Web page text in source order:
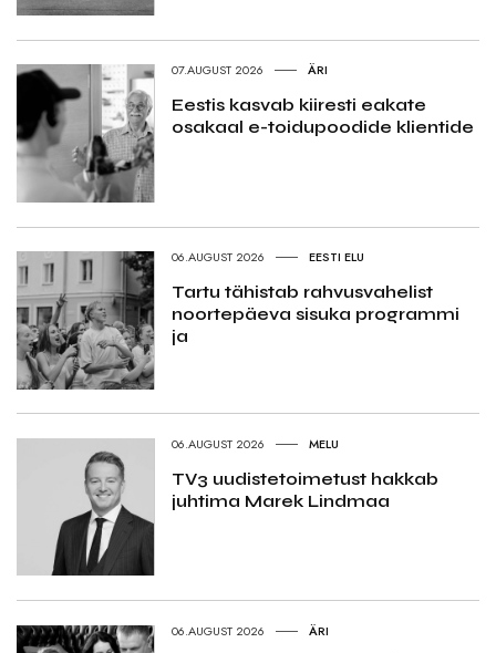
07.AUGUST 2026 ÄRI
Eestis kasvab kiiresti eakate
osakaal e-toidupoodide klientide
06.AUGUST 2026 EESTI ELU
Tartu tähistab rahvusvahelist
noortepäeva sisuka programmi
ja
06.AUGUST 2026 MELU
TV3 uudistetoimetust hakkab
juhtima Marek Lindmaa
06.AUGUST 2026 ÄRI